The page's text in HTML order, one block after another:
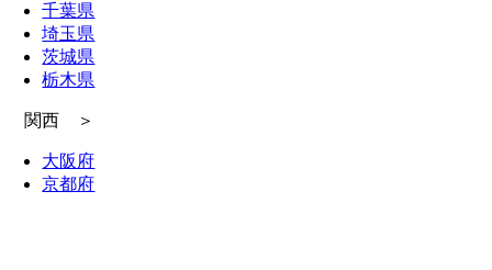
千葉県
埼玉県
茨城県
栃木県
関西 ＞
大阪府
京都府